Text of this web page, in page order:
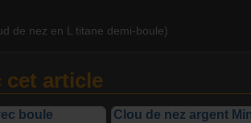
de nez en L titane demi-boule)
cet article
boule Clou de nez argent